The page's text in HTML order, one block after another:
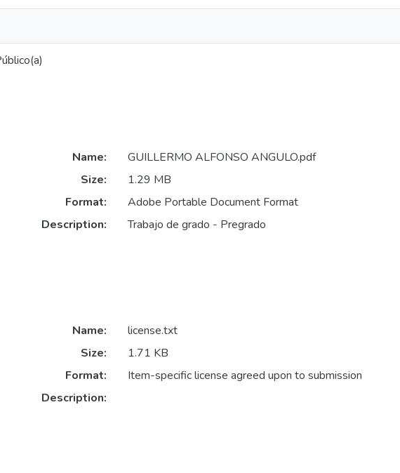
Name:
GUILLERMO ALFONSO ANGULO.pdf
Size:
1.29 MB
Format:
Adobe Portable Document Format
Description:
Trabajo de grado - Pregrado
Name:
license.txt
Size:
1.71 KB
Format:
Item-specific license agreed upon to submission
Description: